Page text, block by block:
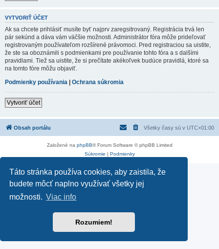
Táto stránka používa cookies, aby zaistila, že
budete môcť naplno využívať všetky jej
možnosti. Viac info
Rozumiem!
VYTVORIŤ ÚČET
Ak sa chcete prihlásiť musíte byť najprv zaregsitrovaný. Registrácia trvá len
pár sekúnd a dáva vám väčšie možnosti. Administrátor fóra môže prideľovať
registrovaným používateľom rozšírené právomoci. Pred registraciou sa uistite,
že ste sa oboznámili s podmienkami pre používanie tohto fóra a s dalšími
pravidlami. Tiež sa uistite, že si prečítate akékoľvek budúce pravidlá, ktoré sa
na tomto fóre môžu objaviť.
Podmienky používania | Ochrana súkromia
Vytvoriť účet
Obsah portálu Všetky časy sú v UTC+01:00
Založené na phpBB® Forum Software © phpBB Limited
Súkromie | Podmienky